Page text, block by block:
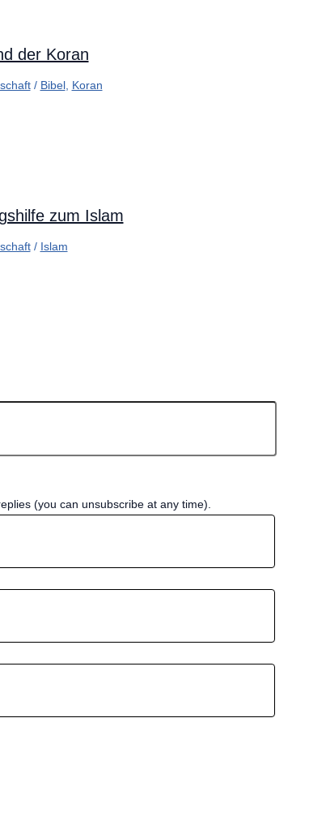
der Koran
/ Bibel, Koran
zum Islam
/ Islam
(you can unsubscribe at any time).